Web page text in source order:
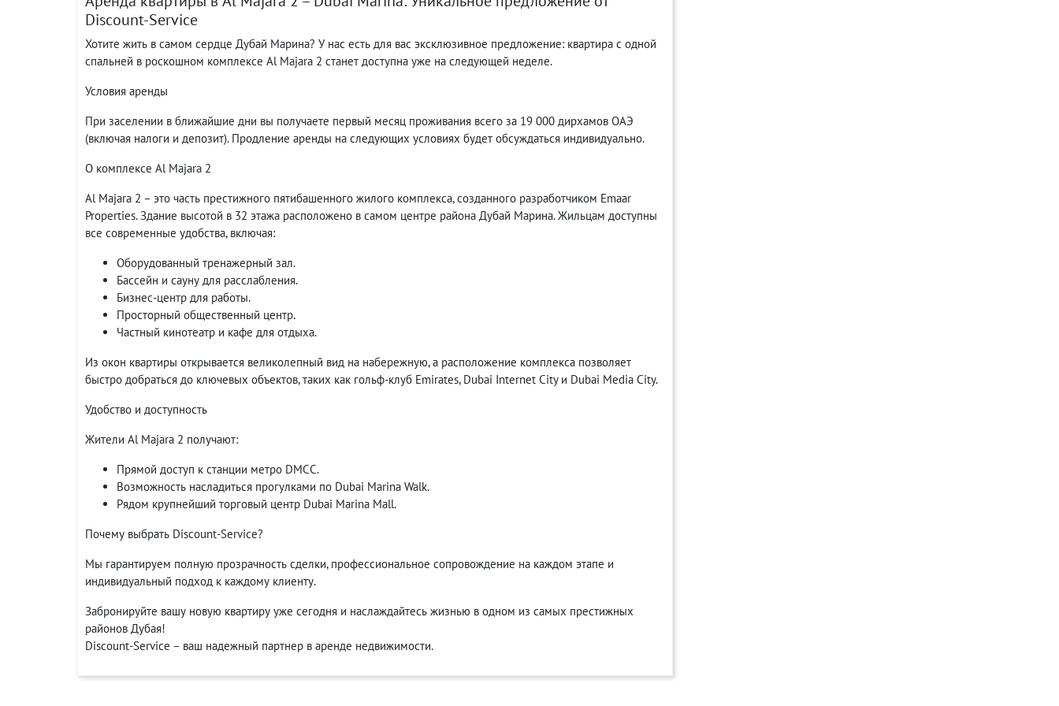
Discount-Service
Хотите жить в самом сердце Дубай Марина? У нас есть для вас эксклюзивное предложение: квартира с одной
спальней в роскошном комплексе Al Majara 2 станет доступна уже на следующей неделе.
Условия аренды
При заселении в ближайшие дни вы получаете первый месяц проживания всего за 19 000 дирхамов ОАЭ
(включая налоги и депозит). Продление аренды на следующих условиях будет обсуждаться индивидуально.
О комплексе Al Majara 2
Al Majara 2 – это часть престижного пятибашенного жилого комплекса, созданного разработчиком Emaar
Properties. Здание высотой в 32 этажа расположено в самом центре района Дубай Марина. Жильцам доступны
все современные удобства, включая:
Оборудованный тренажерный зал.
Бассейн и сауну для расслабления.
Бизнес-центр для работы.
Просторный общественный центр.
Частный кинотеатр и кафе для отдыха.
Из окон квартиры открывается великолепный вид на набережную, а расположение комплекса позволяет
быстро добраться до ключевых объектов, таких как гольф-клуб Emirates, Dubai Internet City и Dubai Media City.
Удобство и доступность
Жители Al Majara 2 получают:
Прямой доступ к станции метро DMCC.
Возможность насладиться прогулками по Dubai Marina Walk.
Рядом крупнейший торговый центр Dubai Marina Mall.
Почему выбрать Discount-Service?
Мы гарантируем полную прозрачность сделки, профессиональное сопровождение на каждом этапе и
индивидуальный подход к каждому клиенту.
Забронируйте вашу новую квартиру уже сегодня и наслаждайтесь жизнью в одном из самых престижных
районов Дубая!
Discount-Service – ваш надежный партнер в аренде недвижимости.